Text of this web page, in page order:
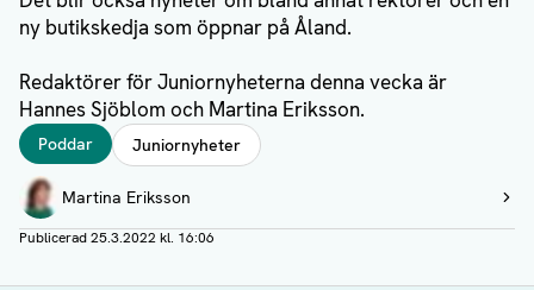
ny butikskedja som öppnar på Åland.
Redaktörer för Juniornyheterna denna vecka är
Hannes Sjöblom och Martina Eriksson.
Taggar
Poddar Juniornyheter
Författare
Martina Eriksson
Visa profil
Publicerad25.3.2022 kl. 16:06